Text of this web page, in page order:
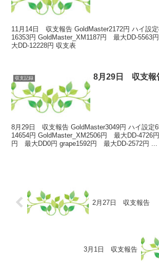
11月14日 収支報告 GoldMaster2172円 ハイ設
16353円 GoldMaster_XM1187円 最大DD-5563
大DD-12228円 収支表
収支記録 8月29日 収支報
8月29日 収支報告 GoldMaster3049円 ハイ設
14654円 GoldMaster_XM2506円 最大DD-4726
円 最大DD0円 grape1592円 最大DD-2572円 ...
2月27日 収支報告
3月1日 収支報告